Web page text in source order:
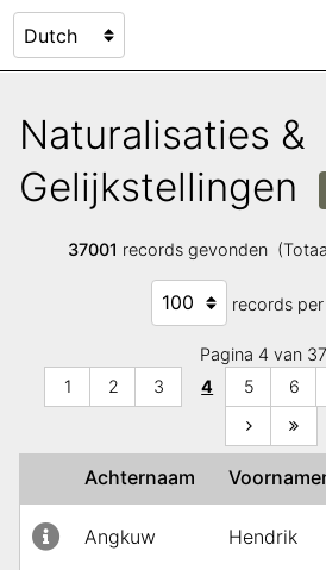
Naturalisaties &
Gelijkstellingen
37001 records gevonden
records
Pagina 4 van
1
2 3 4 5 6
Achternaam
Angkuw Hendrik